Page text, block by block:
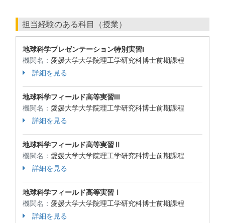
担当経験のある科目（授業）
地球科学プレゼンテーション特別実習I
機関名： 愛媛大学大学院理工学研究科博士前期課程
詳細を見る
地球科学フィールド高等実習III
機関名： 愛媛大学大学院理工学研究科博士前期課程
詳細を見る
地球科学フィールド高等実習Ⅱ
機関名： 愛媛大学大学院理工学研究科博士前期課程
詳細を見る
地球科学フィールド高等実習Ⅰ
機関名： 愛媛大学大学院理工学研究科博士前期課程
詳細を見る